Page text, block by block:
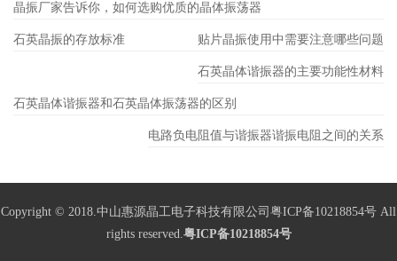
晶振厂家告诉你，如何选购优质的晶体振荡器
贴片晶振使用中需要注意哪些问题
石英晶振的存放标准
石英晶体谐振器的主要功能性材料
石英晶体谐振器和石英晶体振荡器的区别
电路负电阻值与谐振器谐振电阻之间的关系
Copyright © 2018.中山惠源晶工电子科技有限公司粤ICP备10218854号 All
rights reserved.粤ICP备10218854号